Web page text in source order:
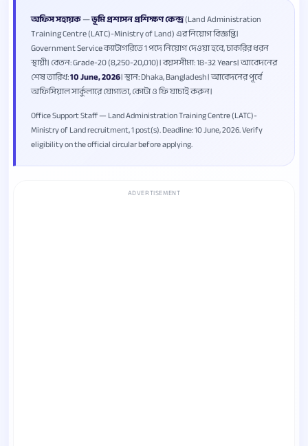
অফিস সহায়ক—ভূমি প্রশাসন প্রশিক্ষণ কেন্দ্র(Land Administration
Training Centre (LATC)-Ministry of Land) এর নিয়োগ বিজ্ঞপ্তি।
Government Service ক্যাটাগরিতে 1 পদে নিয়োগ দেওয়া হবে, চাকরির ধরন
স্থায়ী। বেতন: Grade-20 (8,250-20,010)। বয়সসীমা: 18-32 Years। আবেদনের
শেষ তারিখ:10 June, 2026। স্থান: Dhaka, Bangladesh। আবেদনের পূর্বে
অফিসিয়াল সার্কুলারে যোগ্যতা, কোটা ও ফি যাচাই করুন।
Office Support Staff — Land Administration Training Centre (LATC)-
Ministry of Land recruitment, 1 post(s). Deadline: 10 June, 2026. Verify
eligibility on the official circular before applying.
ADVERTISEMENT